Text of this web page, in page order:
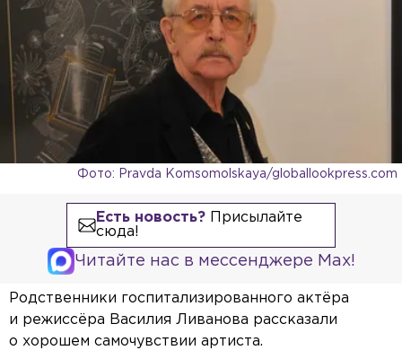
Фото: Pravda Komsomolskaya/globallookpress.com
Есть новость?Присылайте
сюда!
Читайте нас в мессенджере Max!
Родственники госпитализированного актёра
и режиссёра Василия Ливанова рассказали
о хорошем самочувствии артиста.